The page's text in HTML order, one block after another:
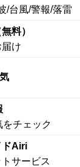
/台風/警報/落雷
料）
け
チェック
ドAiri
サービス